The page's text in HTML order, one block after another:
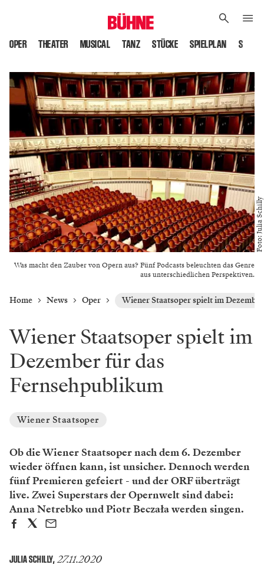
OPER THEATER MUSICAL TANZ STÜCKE SPIELPLAN
Was macht den Zauber von Opern aus? Fünf Podcasts beleuchten das Genre
aus unterschiedlichen Perspektiven.
Foto: Julia Schilly
Home News Oper Wiener Staatsoper spielt im
Wiener Staatsoper spielt im
Dezember für das
Fernsehpublikum
Wiener Staatsoper
Ob die Wiener Staatsoper nach dem 6. Dezember
wieder öffnen kann, ist unsicher. Dennoch werden
fünf Premieren gefeiert - und der ORF überträgt
live. Zwei Superstars der Opernwelt sind dabei:
Anna Netrebko und Piotr Beczała werden singen.
JULIA SCHILLY, 27.11.2020